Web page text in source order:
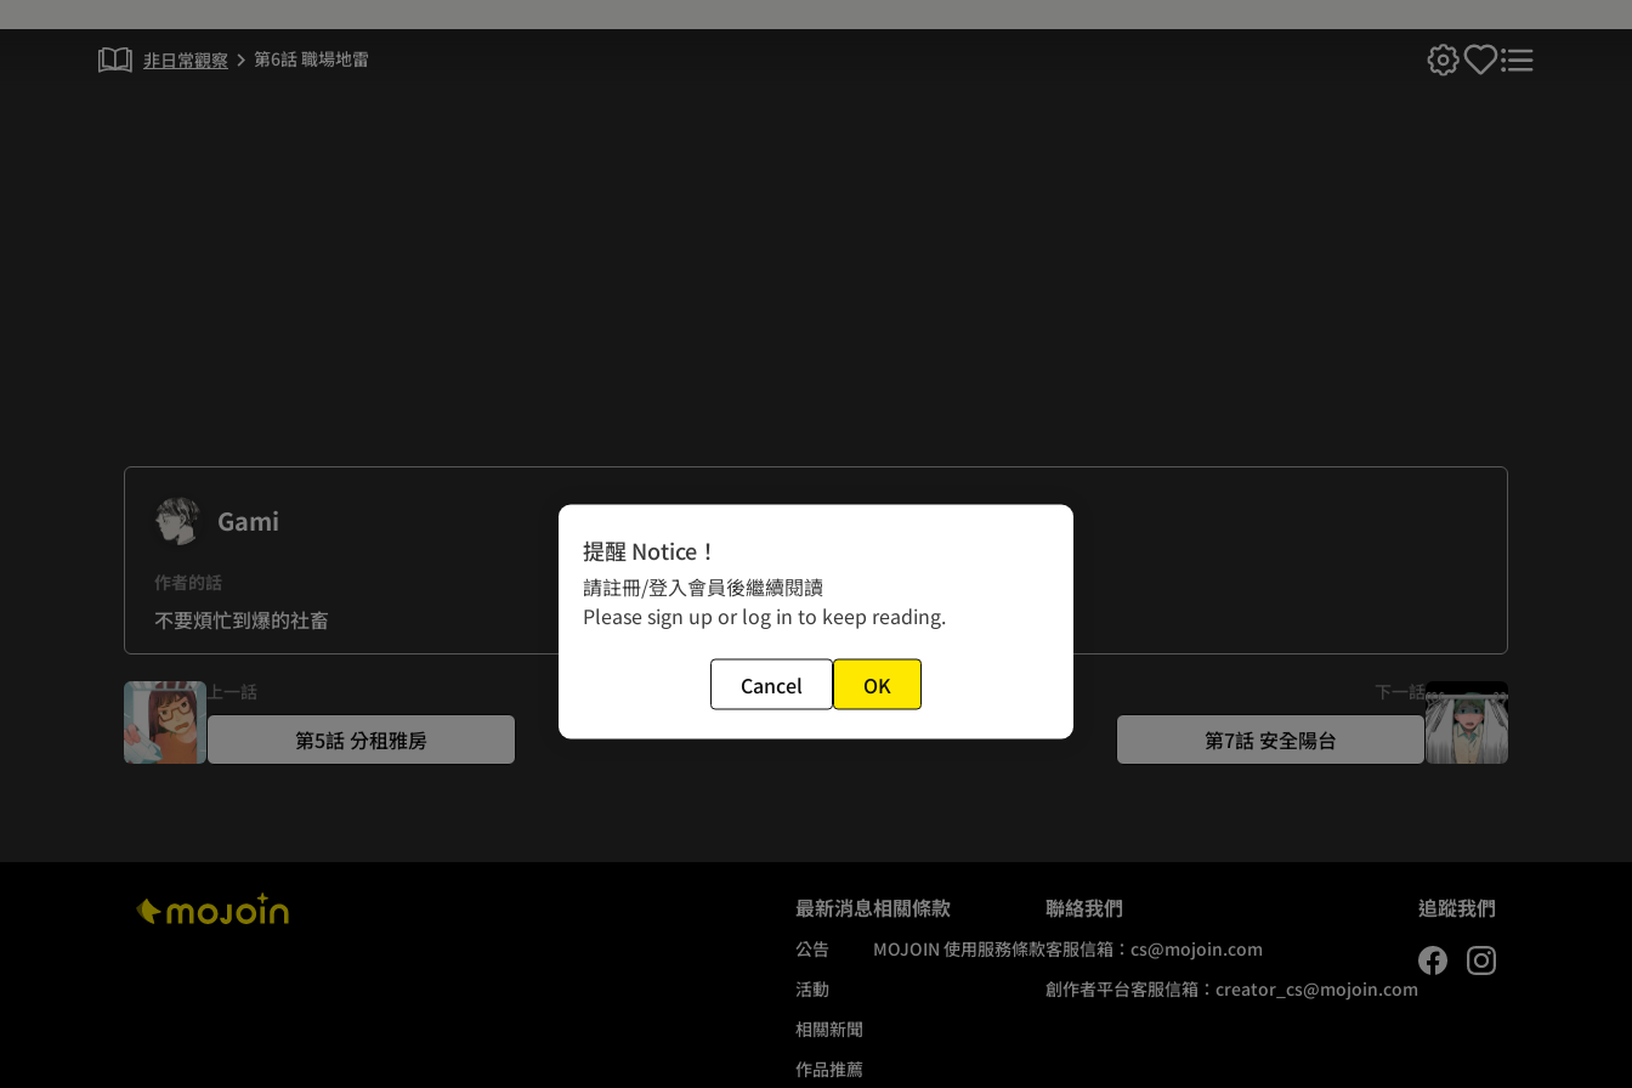
非日常觀察 chevron_right 第6話 職場地雷
Gami
作者的話
不要煩忙到爆的社畜
上一話
第5話 分租雅房
下一話
第7話 安全陽台
最新消息
公告
活動
相關新聞
作品推薦
相關條款
MOJOIN 使用服務條款
聯絡我們
客服信箱： cs@mojoin.com
創作者平台客服信箱： creator_cs@mojoin.com
追蹤我們
提醒 Notice！
請註冊/登入會員後繼續閱讀
Please sign up or log in to keep reading.
Cancel OK